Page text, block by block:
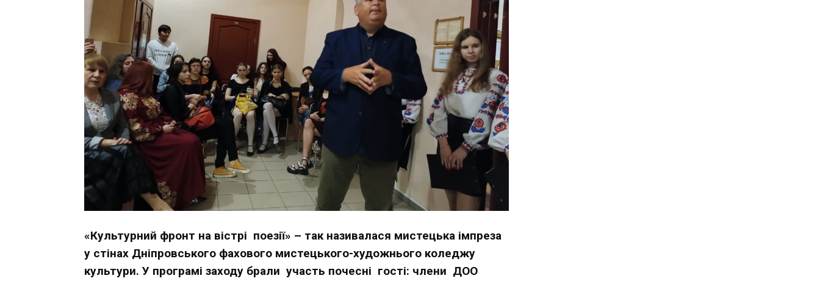
Літукраїна
«Культурний фронт на вістрі поезії» – так називалася мистецька імпреза
у стінах Дніпровського фахового мистецького-художнього коледжу
культури. У програмі заходу брали участь почесні гості: члени ДОО